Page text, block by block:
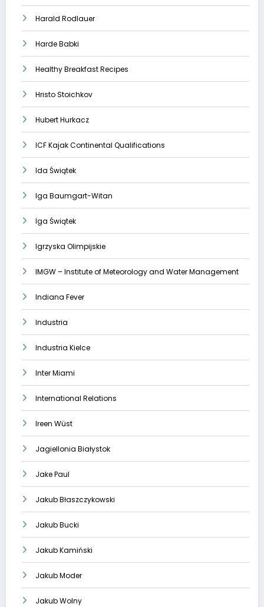
Harald Rodlauer
Harde Babki
Healthy Breakfast Recipes
Hristo Stoichkov
Hubert Hurkacz
ICF Kajak Continental Qualifications
Ida Świątek
Iga Baumgart-Witan
Iga Świątek
Igrzyska Olimpijskie
IMGW – Institute of Meteorology and Water Management
Indiana Fever
Industria
Industria Kielce
Inter Miami
International Relations
Ireen Wüst
Jagiellonia Białystok
Jake Paul
Jakub Błaszczykowski
Jakub Bucki
Jakub Kamiński
Jakub Moder
Jakub Wolny